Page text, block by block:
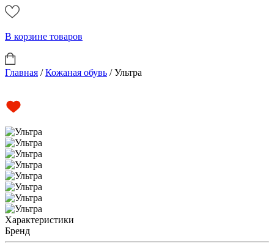
В корзине товаров
Главная /Кожаная обувь /Ультра
Характеристики
Бренд